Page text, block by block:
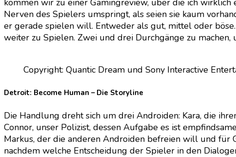
kommen wir zu einer Gamingreview, über die ich
Nerven des Spielers umspringt, als seien sie kaum
er gerade spielen will. Entweder als gut, mittel oder
weiter zu Spielen. Zwei und drei Durchgänge zu
Copyright: Quantic Dream und Sony Interactive
Detroit: Become Human – Die Storyline
Die Handlung dreht sich um drei Androiden: Kara, die
Connor, unser Polizist, dessen Aufgabe es ist
Markus, der die anderen Androiden befreien will und für
nachdem welche Entscheidung der Spieler in den